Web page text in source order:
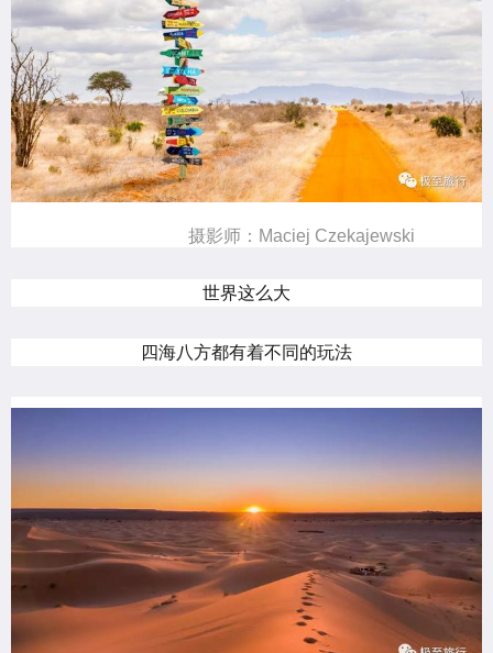
摄影师：Maciej Czekajewski
世界这么大
四海八方都有着不同的玩法